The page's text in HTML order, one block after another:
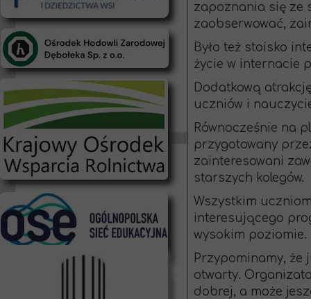
zapoznania się ze
zaobserwować,
Było też stoisko
życie w internacie
Dodatkową
uczniów i
Równocześnie na
przygotowany
zainteresowani
starszych kolegów.
Wszystkim
interesującego
wysokim poziomie.
Przypominamy, że
otwarty.
dobrej, a może